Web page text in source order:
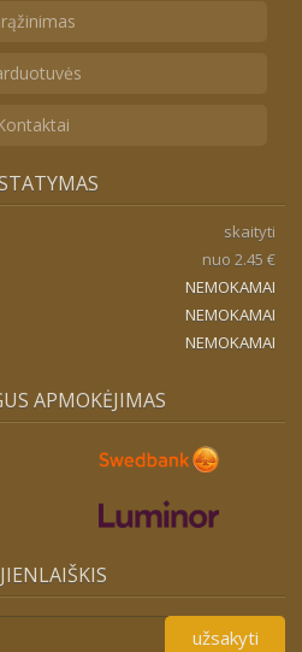
skaityti
nuo 2.45 €
NEMOKAMAI
NEMOKAMAI
NEMOKAMAI
APMOKĖJIMAS
užsakyti